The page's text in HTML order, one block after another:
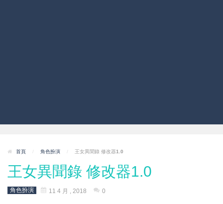
首頁 / 角色扮演 / 王女異聞錄 修改器1.0
王女異聞錄 修改器1.0
角色扮演 11 4 月 , 2018 0